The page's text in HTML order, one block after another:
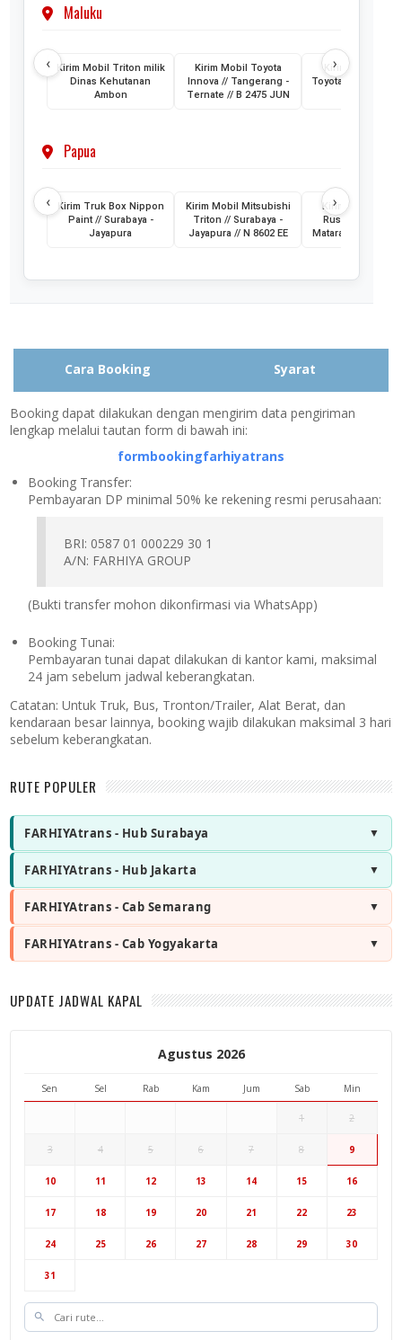
Maluku
‹
Kirim Mobil Triton milik
Dinas Kehutanan
Ambon
Kirim Mobil Toyota
Innova // Tangerang -
Ternate // B 2475 JUN
Kirim 2 Unit
Toyota HiAce //
›
Papua
‹
Kirim Truk Box Nippon
Paint // Surabaya -
Jayapura
Kirim Mobil Mitsubishi
Triton // Surabaya -
Jayapura // N 8602 EE
Kirim Mobil
Rush //
Mataram // PA
›
Cara Booking Syarat
Booking dapat dilakukan dengan mengirim data pengiriman
lengkap melalui tautan form di bawah ini:
formbookingfarhiyatrans
Booking Transfer:
Pembayaran DP minimal 50% ke rekening resmi perusahaan:
BRI: 0587 01 000229 30 1
A/N: FARHIYA GROUP
(Bukti transfer mohon dikonfirmasi via WhatsApp)
Booking Tunai:
Pembayaran tunai dapat dilakukan di kantor kami, maksimal
24 jam sebelum jadwal keberangkatan.
Catatan: Untuk Truk, Bus, Tronton/Trailer, Alat Berat, dan
kendaraan besar lainnya, booking wajib dilakukan maksimal 3 hari
sebelum keberangkatan.
RUTE POPULER
FARHIYAtrans - Hub Surabaya
FARHIYAtrans - Hub Jakarta
FARHIYAtrans - Cab Semarang
FARHIYAtrans - Cab Yogyakarta
Cab Yogyakarta
UPDATE JADWAL KAPAL
Agustus 2026
Sen Sel Rab Kam Jum Sab Min
1 2
3 4 5 6 7 8 9
10 11 12 13 14 15 16
17 18 19 20 21 22 23
24 25 26 27 28 29 30
31